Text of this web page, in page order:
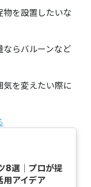
物を設置したいな
ならバルーンなど
気を変えたい際に
8選│プロが提
用アイデア